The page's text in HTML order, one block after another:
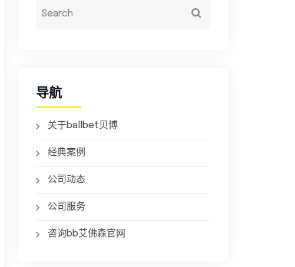
导航
关于ballbet贝博
经典案例
公司动态
公司服务
咨询bb艾佛森官网